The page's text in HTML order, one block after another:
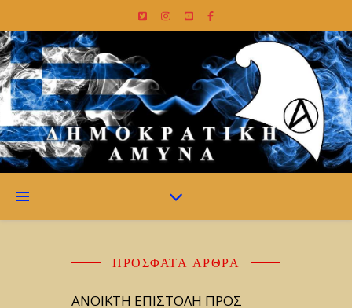
ΠΡΌΣΦΑΤΑ ΆΡΘΡΑ
ΑΝΟΙΚΤΗ ΕΠΙΣΤΟΛΗ ΠΡΟΣ